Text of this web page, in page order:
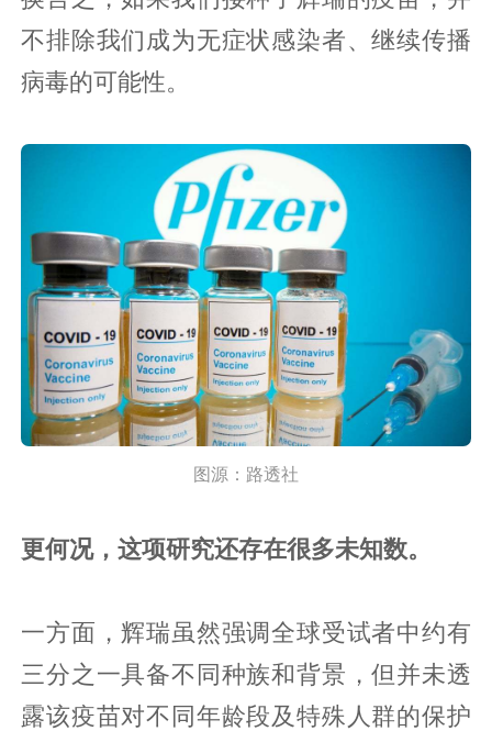
不排除我们成为无症状感染者、继续传播
病毒的可能性。
图源：路透社
更何况，这项研究还存在很多未知数。
一方面，辉瑞虽然强调全球受试者中约有
三分之一具备不同种族和背景，但并未透
露该疫苗对不同年龄段及特殊人群的保护